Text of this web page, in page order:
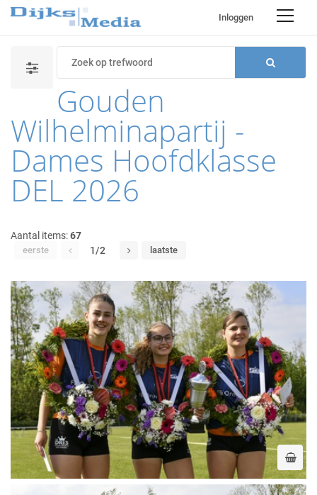
Inloggen
Gouden
Wilhelminapartij -
Dames Hoofdklasse
DEL 2026
Aantal items:67
eerste 1/2 laatste